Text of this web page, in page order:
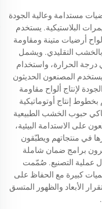
مستدامة وعالية الجودة
البلاستيكية. يستخدم
أرضيات متينة ومقاومة
بالخشب التقليدي. ويشمل
درجة الحرارة، واستخدام
المصنعون الحديثون
لإنتاج ألواح مقاومة
إنتاج أوتوماتيكية
حبوب الخشب الطبيعية
على الاستدامة البيئية،
في منتجاتهم ويطبّقون
برامج ضمان شاملة
عملية التصنيع. صُمّمت
كبيرة مع الحفاظ على
الأبعاد والظهور المتسق